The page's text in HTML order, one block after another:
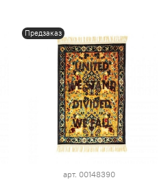
Предзаказ
арт. 00148390